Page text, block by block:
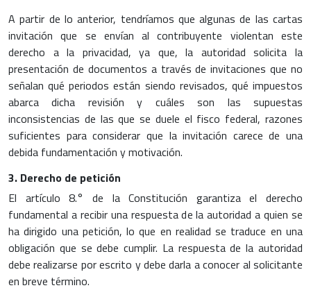
A partir de lo anterior, tendríamos que algunas de las cartas
invitación que se envían al contribuyente violentan este
derecho a la privacidad, ya que, la autoridad solicita la
presentación de documentos a través de invitaciones que no
señalan qué periodos están siendo revisados, qué impuestos
abarca dicha revisión y cuáles son las supuestas
inconsistencias de las que se duele el fisco federal, razones
suficientes para considerar que la invitación carece de una
debida fundamentación y motivación.
3. Derecho de petición
El artículo 8.° de la Constitución garantiza el derecho
fundamental a recibir una respuesta de la autoridad a quien se
ha dirigido una petición, lo que en realidad se traduce en una
obligación que se debe cumplir. La respuesta de la autoridad
debe realizarse por escrito y debe darla a conocer al solicitante
en breve término.